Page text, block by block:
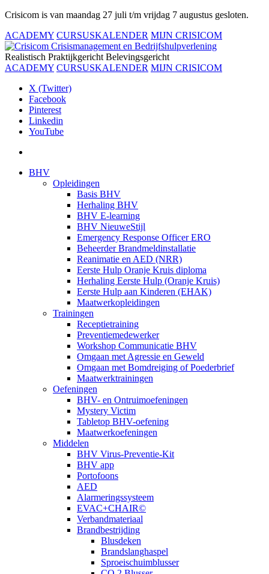
Crisicom is van maandag 27 juli t/m vrijdag 7 augustus gesloten.
ACADEMY CURSUSKALENDER MIJN CRISICOM
Realistisch Praktijkgericht Belevingsgericht
ACADEMY CURSUSKALENDER MIJN CRISICOM
X (Twitter)
Facebook
Pinterest
Linkedin
YouTube
BHV
Opleidingen
Basis BHV
Herhaling BHV
BHV E-learning
BHV NieuweStijl
Emergency Response Officer ERO
Beheerder Brandmeldinstallatie
Reanimatie en AED (NRR)
Eerste Hulp Oranje Kruis diploma
Herhaling Eerste Hulp (Oranje Kruis)
Eerste Hulp aan Kinderen (EHAK)
Maatwerkopleidingen
Trainingen
Receptietraining
Preventiemedewerker
Workshop Communicatie BHV
Omgaan met Agressie en Geweld
Omgaan met Bomdreiging of Poederbrief
Maatwerktrainingen
Oefeningen
BHV- en Ontruimoefeningen
Mystery Victim
Tabletop BHV-oefening
Maatwerkoefeningen
Middelen
BHV Virus-Preventie-Kit
BHV app
Portofoons
AED
Alarmeringssysteem
EVAC+CHAIR©
Verbandmateriaal
Brandbestrijding
Blusdeken
Brandslanghaspel
Sproeischuimblusser